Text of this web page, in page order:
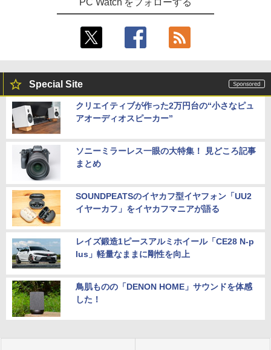
Special Site
クリエイティブが作った2万円台の“小さなピュ
アオーディオスピーカー”
ソニーミラーレス一眼の大特集！ 見どころ記事
まとめ
SOUNDPEATSのイヤカフ型イヤフォン「UU2
イヤーカフ」をイヤカフマニアが語る
レイズ鍛造1ピースアルミホイール「CE28 N-p
lus」軽量なままに剛性を向上
鳥肌ものの「DENON HOME」サウンドを体感
した！